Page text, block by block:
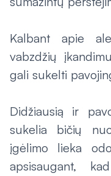
Kalbant apie
vabzdžių
gali sukelti
Didžiausią ir
sukelia bičių
įgėlimo lieka
apsisaugant,